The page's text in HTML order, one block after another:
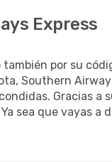
Express
por su
Southern
Gracias a
sea que vayas